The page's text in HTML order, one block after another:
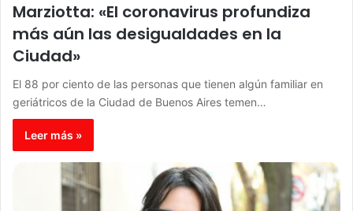
Marziotta: «El coronavirus profundiza
más aún las desigualdades en la
Ciudad»
El 88 por ciento de las personas que tienen algún familiar en
geriátricos de la Ciudad de Buenos Aires temen…
Leer más »